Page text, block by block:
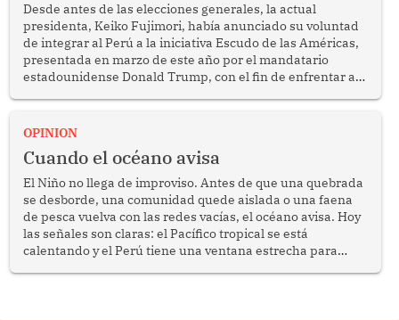
Desde antes de las elecciones generales, la actual
presidenta, Keiko Fujimori, había anunciado su voluntad
de integrar al Perú a la iniciativa Escudo de las Américas,
presentada en marzo de este año por el mandatario
estadounidense Donald Trump, con el fin de enfrentar al
OPINION
Cuando el océano avisa
El Niño no llega de improviso. Antes de que una quebrada
se desborde, una comunidad quede aislada o una faena
de pesca vuelva con las redes vacías, el océano avisa. Hoy
las señales son claras: el Pacífico tropical se está
calentando y el Perú tiene una ventana estrecha para